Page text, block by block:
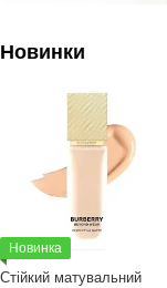
Новинки
Новинка
Стійкий матувальний